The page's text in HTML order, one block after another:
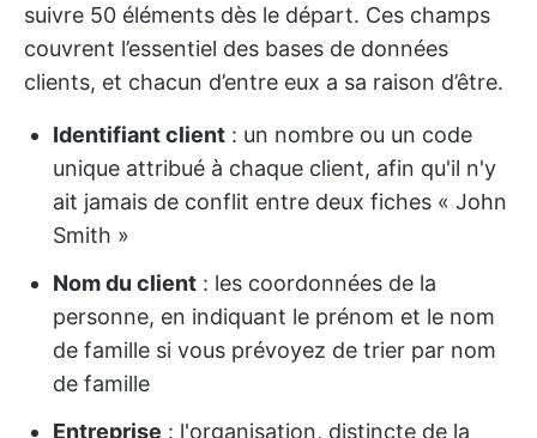
suivre 50 éléments dès le départ. Ces champs
couvrent l’essentiel des bases de données
clients, et chacun d’entre eux a sa raison d’être.
Identifiant client : un nombre ou un code
unique attribué à chaque client, afin qu'il n'y
ait jamais de conflit entre deux fiches « John
Smith »
Nom du client : les coordonnées de la
personne, en indiquant le prénom et le nom
de famille si vous prévoyez de trier par nom
de famille
Entreprise : l'organisation, distincte de la